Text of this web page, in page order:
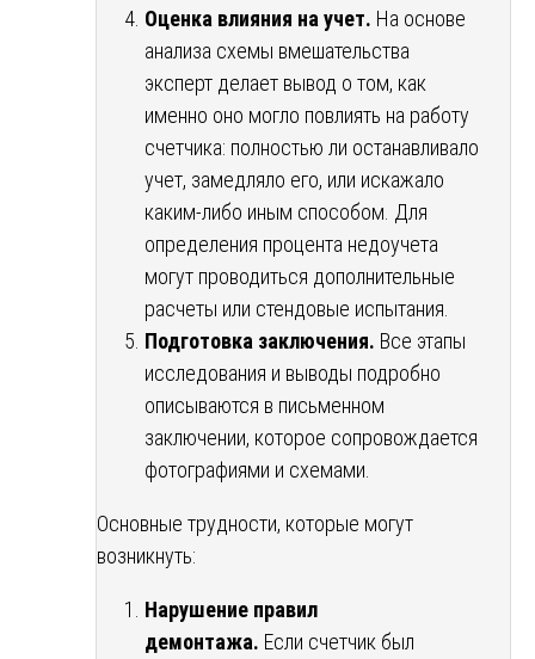
Оценка влияния на учет. На основе
анализа схемы вмешательства
эксперт делает вывод о том, как
именно оно могло повлиять на работу
счетчика: полностью ли останавливало
учет, замедляло его, или искажало
каким-либо иным способом. Для
определения процента недоучета
могут проводиться дополнительные
расчеты или стендовые испытания.
Подготовка заключения. Все этапы
исследования и выводы подробно
описываются в письменном
заключении, которое сопровождается
фотографиями и схемами.
Основные трудности, которые могут
возникнуть:
Нарушение правил
демонтажа. Если счетчик был